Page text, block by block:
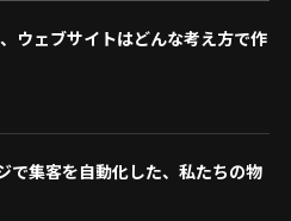
ウェブサイトはどんな考え方で作
で集客を自動化した、私たちの物